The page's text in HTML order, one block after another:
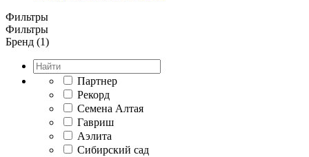
Фильтры
Фильтры
Бренд (1)
Партнер
Рекорд
Семена Алтая
Гавриш
Аэлита
Сибирский сад